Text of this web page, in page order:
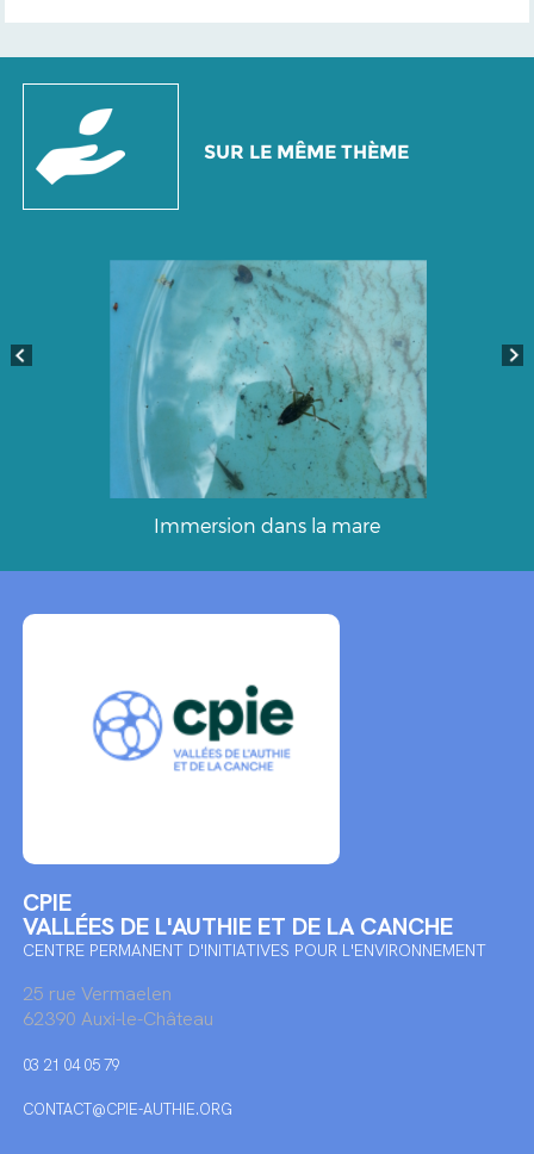
SUR LE MÊME THÈME
Immersion dans la mare
CPIE
VALLÉES DE L'AUTHIE ET DE LA CANCHE
CENTRE PERMANENT D'INITIATIVES POUR L'ENVIRONNEMENT
25 rue Vermaelen
62390 Auxi-le-Château
03 21 04 05 79
CONTACT@CPIE-AUTHIE.ORG